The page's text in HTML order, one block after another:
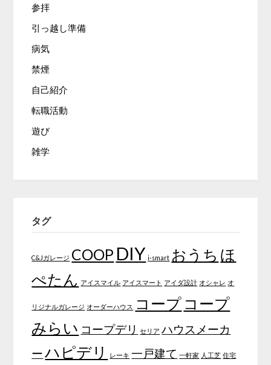
参拝
引っ越し準備
病気
禁煙
自己紹介
転職活動
遊び
雑学
タグ
C&Jガレージ COOP DIY i-smart おうち ほ
ぺたん アイスマイル アイスマート アイダ設計 オシャレ オ
リジナルガレージ オーダーハウス コープ コープ
みらい コープデリ セリア ハウスメーカ
ー ハピデリ レーキ 一戸建て 一軒家 人工芝 住宅